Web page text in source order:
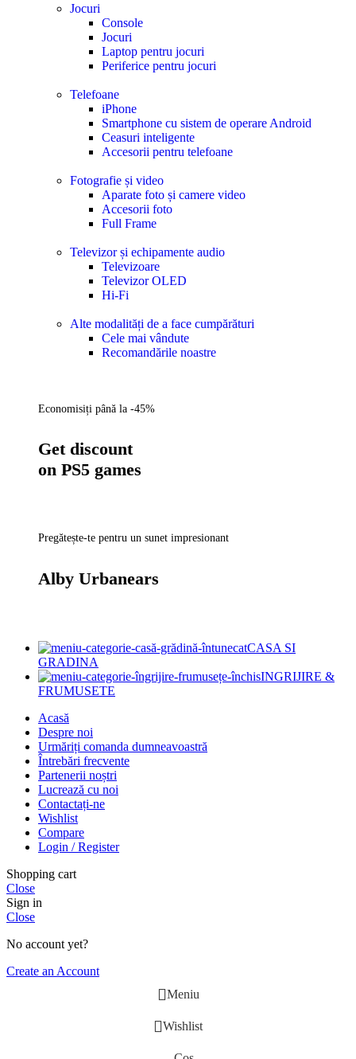
Jocuri
Console
Jocuri
Laptop pentru jocuri
Periferice pentru jocuri
Telefoane
iPhone
Smartphone cu sistem de operare Android
Ceasuri inteligente
Accesorii pentru telefoane
Fotografie și video
Aparate foto și camere video
Accesorii foto
Full Frame
Televizor și echipamente audio
Televizoare
Televizor OLED
Hi-Fi
Alte modalități de a face cumpărături
Cele mai vândute
Recomandările noastre
Economisiți până la -45%
Get discount
on PS5 games
Pregătește-te pentru un sunet impresionant
Alby Urbanears
CASA SI
GRADINA
INGRIJIRE &
FRUMUSETE
Acasă
Despre noi
Urmăriți comanda dumneavoastră
Întrebări frecvente
Partenerii noștri
Lucrează cu noi
Contactați-ne
Wishlist
Compare
Login / Register
Shopping cart
Close
Sign in
Close
No account yet?
Create an Account
Meniu
Wishlist